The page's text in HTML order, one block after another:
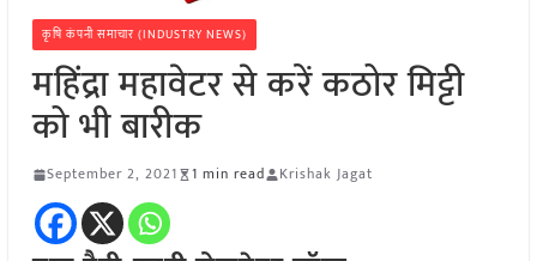
कृषि कंपनी समाचार (INDUSTRY NEWS)
महिंद्रा महावेटर से करें कठोर मिट्टी
को भी बारीक
September 2, 2021 1 min read Krishak Jagat